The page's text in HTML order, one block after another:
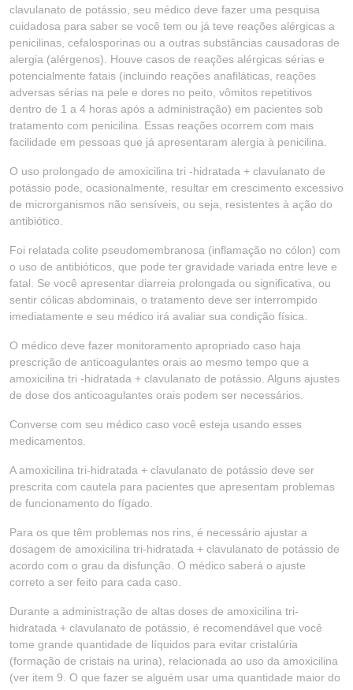
clavulanato de potássio, seu médico deve fazer uma pesquisa
cuidadosa para saber se você tem ou já teve reações alérgicas a
penicilinas, cefalosporinas ou a outras substâncias causadoras de
alergia (alérgenos). Houve casos de reações alérgicas sérias e
potencialmente fatais (incluindo reações anafiláticas, reações
adversas sérias na pele e dores no peito, vômitos repetitivos
dentro de 1 a 4 horas após a administração) em pacientes sob
tratamento com penicilina. Essas reações ocorrem com mais
facilidade em pessoas que já apresentaram alergia à penicilina.
O uso prolongado de amoxicilina tri -hidratada + clavulanato de
potássio pode, ocasionalmente, resultar em crescimento excessivo
de microrganismos não sensíveis, ou seja, resistentes à ação do
antibiótico.
Foi relatada colite pseudomembranosa (inflamação no cólon) com
o uso de antibióticos, que pode ter gravidade variada entre leve e
fatal. Se você apresentar diarreia prolongada ou significativa, ou
sentir cólicas abdominais, o tratamento deve ser interrompido
imediatamente e seu médico irá avaliar sua condição física.
O médico deve fazer monitoramento apropriado caso haja
prescrição de anticoagulantes orais ao mesmo tempo que a
amoxicilina tri -hidratada + clavulanato de potássio. Alguns ajustes
de dose dos anticoagulantes orais podem ser necessários.
Converse com seu médico caso você esteja usando esses
medicamentos.
A amoxicilina tri-hidratada + clavulanato de potássio deve ser
prescrita com cautela para pacientes que apresentam problemas
de funcionamento do fígado.
Para os que têm problemas nos rins, é necessário ajustar a
dosagem de amoxicilina tri-hidratada + clavulanato de potássio de
acordo com o grau da disfunção. O médico saberá o ajuste
correto a ser feito para cada caso.
Durante a administração de altas doses de amoxicilina tri-
hidratada + clavulanato de potássio, é recomendável que você
tome grande quantidade de líquidos para evitar cristalúria
(formação de cristais na urina), relacionada ao uso da amoxicilina
(ver item 9. O que fazer se alguém usar uma quantidade maior do